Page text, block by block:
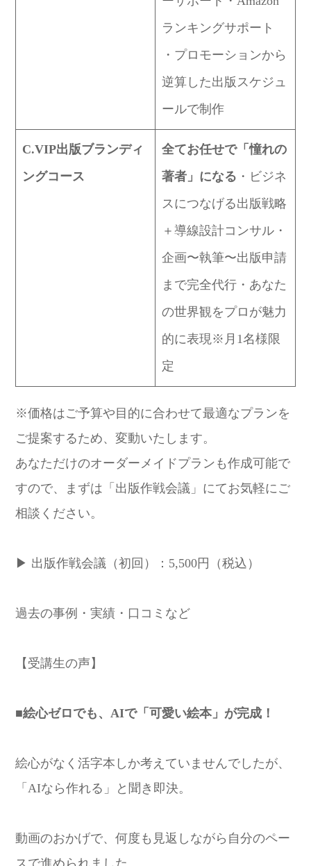
ランキングサポート
・プロモーションから
逆算した出版スケジュ
ールで制作
C.VIP出版ブランディ
ングコース
全てお任せで「憧れの
著者」になる ・ビジネ
スにつなげる出版戦略
＋導線設計コンサル・
企画〜執筆〜出版申請
まで完全代行・あなた
の世界観をプロが魅力
的に表現※月1名様限
定
※価格はご予算や目的に合わせて最適なプランを
ご提案するため、変動いたします。
あなただけのオーダーメイドプランも作成可能で
すので、まずは「出版作戦会議」にてお気軽にご
相談ください。
▶ 出版作戦会議（初回）：5,500円（税込）
過去の事例・実績・口コミなど
【受講生の声】
■絵心ゼロでも、AIで「可愛い絵本」が完成！
絵心がなく活字本しか考えていませんでしたが、
「AIなら作れる」と聞き即決。
動画のおかげで、何度も見返しながら自分のペー